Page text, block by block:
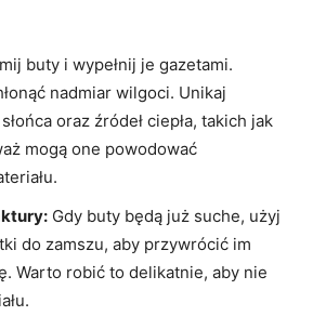
buty i wypełnij je gazetami.
nadmiar wilgoci. Unikaj
oraz źródeł ciepła, takich jak
mogą one powodować
Gdy buty będą już suche, użyj
do zamszu, aby przywrócić im
Warto robić to delikatnie, aby nie